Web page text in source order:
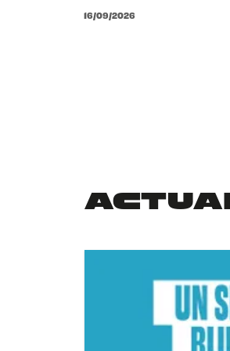
16/09/2026